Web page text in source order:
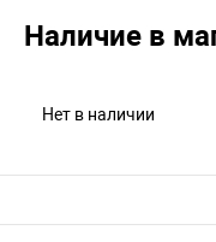
Наличие в
Нет в наличии